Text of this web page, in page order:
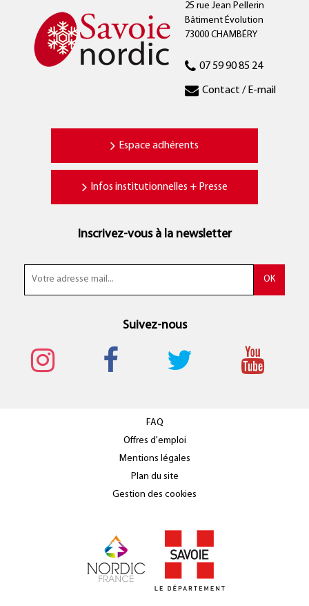
25 rue Jean Pellerin
Bâtiment Évolution
73000 CHAMBÉRY
07 59 90 85 24
Contact / E-mail
Espace adhérents
Infos institutionnelles + Presse
Inscrivez-vous à la newsletter
Suivez-nous
FAQ
Offres d'emploi
Mentions légales
Plan du site
Gestion des cookies